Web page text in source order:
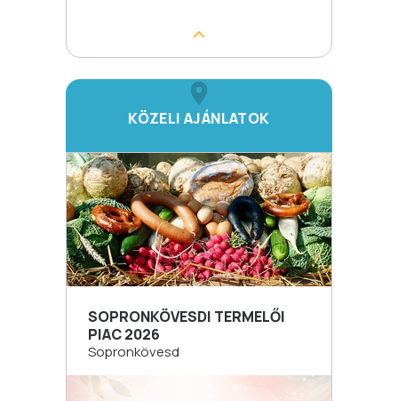
KÖZELI AJÁNLATOK
SOPRONKÖVESDI TERMELŐI
PIAC 2026
Sopronkövesd